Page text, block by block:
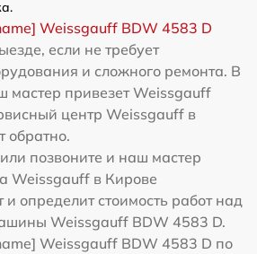
Weissgauff BDW 4583 D
если не требует
и сложного ремонта. В
мастер привезет Weissgauff
центр Weissgauff в
обратно.
позвоните и наш мастер
Weissgauff в Кирове
и определит стоимость работ над
Weissgauff BDW 4583 D.
Weissgauff BDW 4583 D по